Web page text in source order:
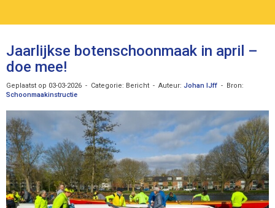
Jaarlijkse botenschoonmaak in april –
doe mee!
Geplaatst op 03-03-2026 - Categorie: Bericht - Auteur: Johan IJff - Bron:
Schoonmaakinstructie